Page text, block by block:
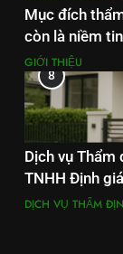
Mục đích
còn là niềm tin
GIỚI THIỆU
8
Dịch vụ
TNHH Định
DỊCH VỤ THẨM